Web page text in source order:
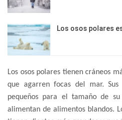
Los osos polares
Los osos polares tienen cráneos
que agarren focas del mar.
pequeños para el tamaño de
alimentan de alimentos blandos.